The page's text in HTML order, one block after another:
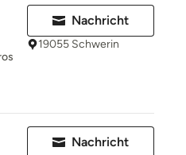
Nachricht
19055 Schwerin
Nachricht